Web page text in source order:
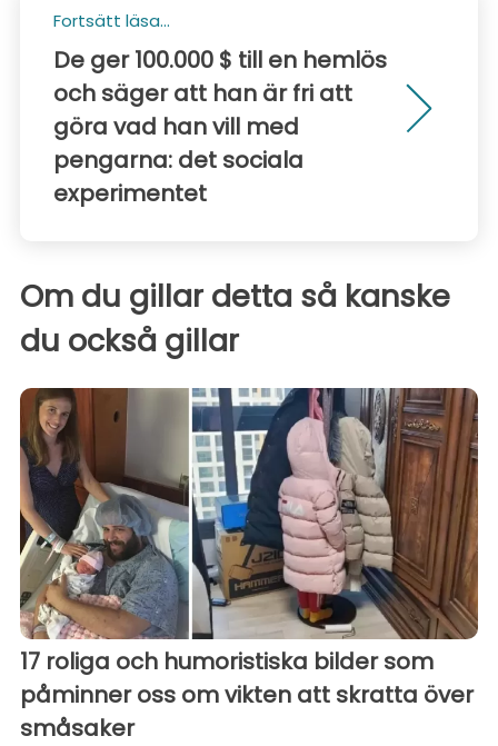
Fortsätt läsa...
De ger 100.000 $ till en hemlös
och säger att han är fri att
göra vad han vill med
pengarna: det sociala
experimentet
Om du gillar detta så kanske
du också gillar
17 roliga och humoristiska bilder som
påminner oss om vikten att skratta över
småsaker